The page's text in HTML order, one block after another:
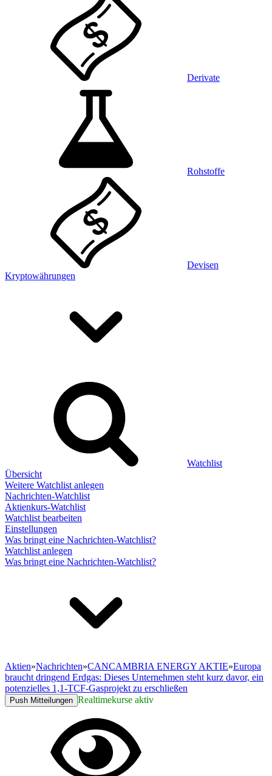
Derivate
Rohstoffe
Devisen
Kryptowährungen
Watchlist
Übersicht
Weitere Watchlist anlegen
Nachrichten-Watchlist
Aktienkurs-Watchlist
Watchlist bearbeiten
Einstellungen
Was bringt eine Nachrichten-Watchlist?
Watchlist anlegen
Was bringt eine Nachrichten-Watchlist?
Aktien»Nachrichten»CANCAMBRIA ENERGY AKTIE»Europa
braucht dringend Erdgas: Dieses Unternehmen steht kurz davor, ein
potenzielles 1,1-TCF-Gasprojekt zu erschließen
Push Mitteilungen Realtimekurse aktiv